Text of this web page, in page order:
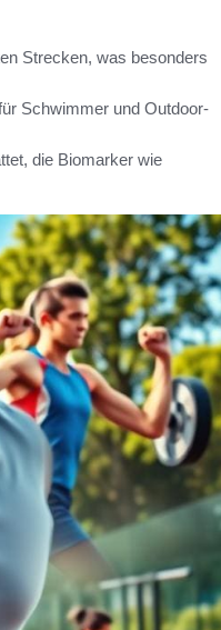
Strecken, was besonders
Schwimmer und Outdoor-
die Biomarker wie